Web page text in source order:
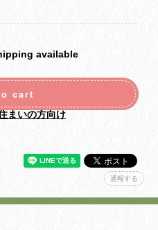
available
cart
まいの方向け
通報する